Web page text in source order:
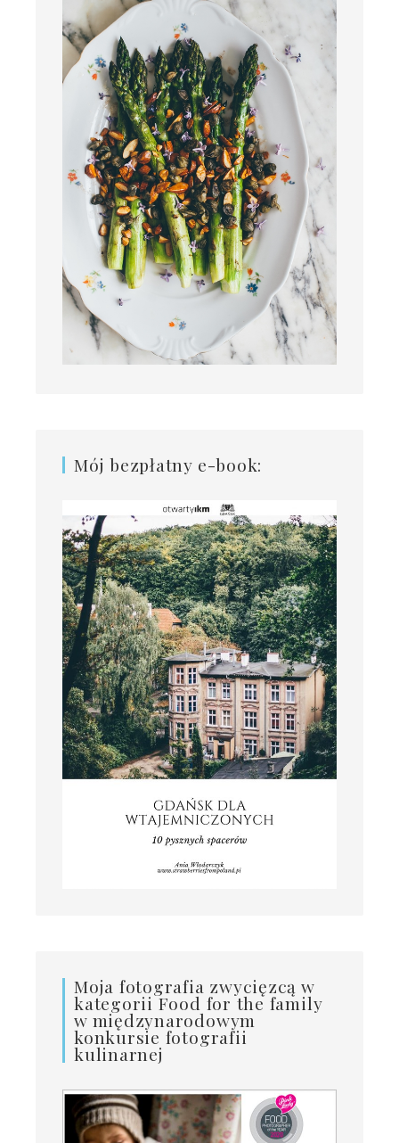
Mój bezpłatny e-book:
Moja fotografia zwycięzcą w
kategorii Food for the family
w międzynarodowym
konkursie fotografii
kulinarnej